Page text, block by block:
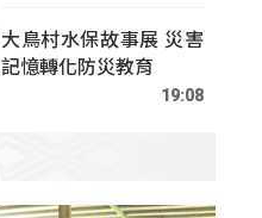
大鳥村水保故事展 災害
記憶轉化防災教育
19:08